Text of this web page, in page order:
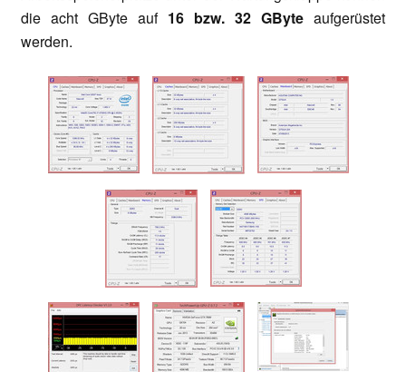
die acht GByte auf 16 bzw. 32 GByte aufgerüstet
werden.